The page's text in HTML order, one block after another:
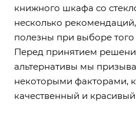
книжного шкафа со
несколько
полезны при выборе
Перед принятием
альтернативы мы
некоторыми факторами,
качественный и